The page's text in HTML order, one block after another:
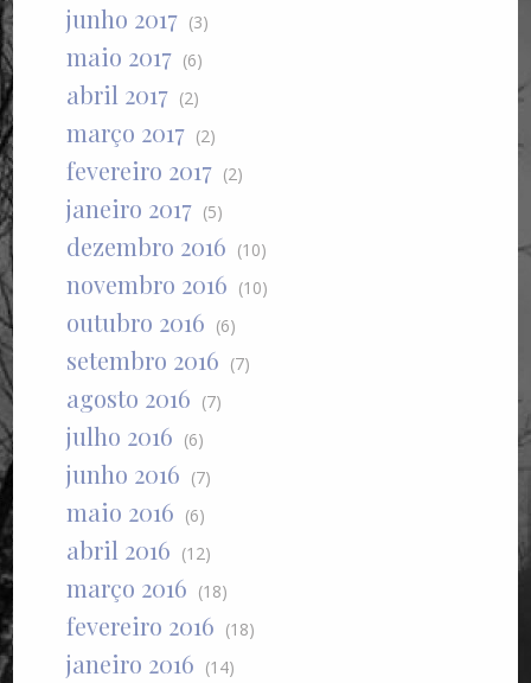
junho 2017 (3)
maio 2017 (6)
abril 2017 (2)
março 2017 (2)
fevereiro 2017 (2)
janeiro 2017 (5)
dezembro 2016 (10)
novembro 2016 (10)
outubro 2016 (6)
setembro 2016 (7)
agosto 2016 (7)
julho 2016 (6)
junho 2016 (7)
maio 2016 (6)
abril 2016 (12)
março 2016 (18)
fevereiro 2016 (18)
janeiro 2016 (14)